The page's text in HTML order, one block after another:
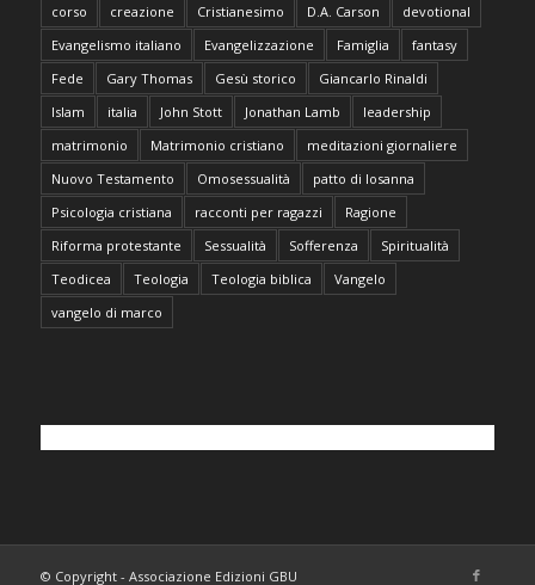
corso
creazione Cristianesimo D.A. Carson
devotional
Evangelismo italiano
Evangelizzazione Famiglia
fantasy
Fede
Gary Thomas Gesù storico
Giancarlo Rinaldi
Islam
italia John Stott Jonathan Lamb
leadership
matrimonio
Matrimonio cristiano
meditazioni giornaliere
Nuovo Testamento
Omosessualità
patto di losanna
Psicologia cristiana
racconti per ragazzi
Ragione
Riforma protestante
Sessualità Sofferenza
Spiritualità
Teodicea
Teologia Teologia biblica
Vangelo
vangelo di marco
© Copyright - Associazione Edizioni GBU